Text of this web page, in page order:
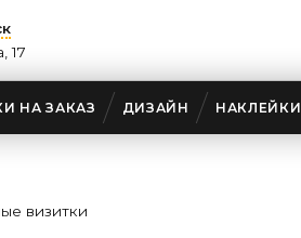
17
НА ЗАКАЗ ДИЗАЙН НАКЛЕЙКИ
визитки